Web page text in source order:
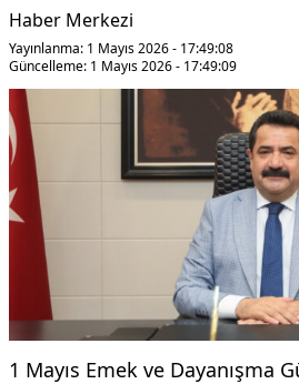
Haber Merkezi
Yayınlanma: 1 Mayıs 2026 - 17:49:08
Güncelleme: 1 Mayıs 2026 - 17:49:09
1 Mayıs Emek ve Dayanışma